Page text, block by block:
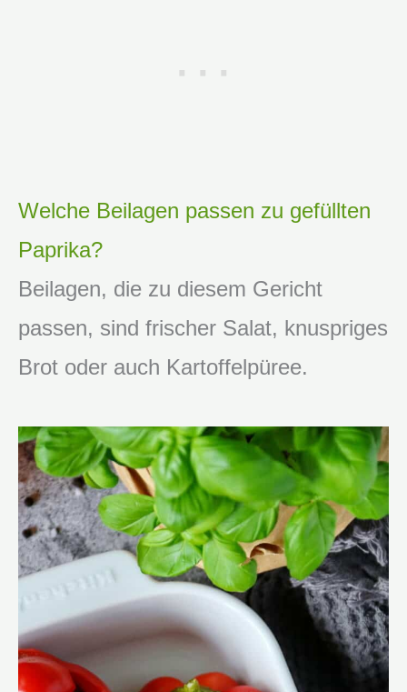
Welche Beilagen passen zu gefüllten
Paprika?
Beilagen, die zu diesem Gericht
passen, sind frischer Salat, knuspriges
Brot oder auch Kartoffelpüree.